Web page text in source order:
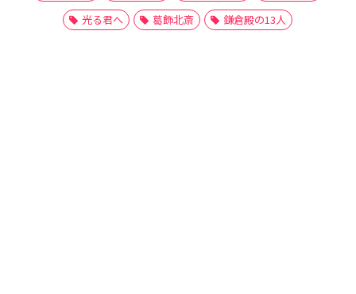
光る君へ
葛飾北斎 鎌倉殿の13人